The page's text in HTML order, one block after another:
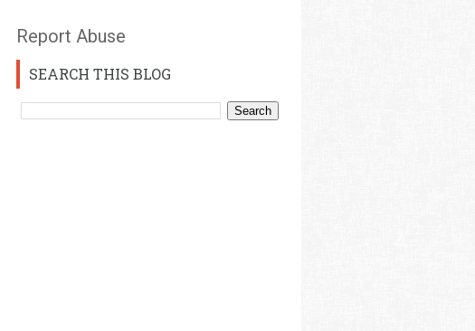
Report Abuse
SEARCH THIS BLOG